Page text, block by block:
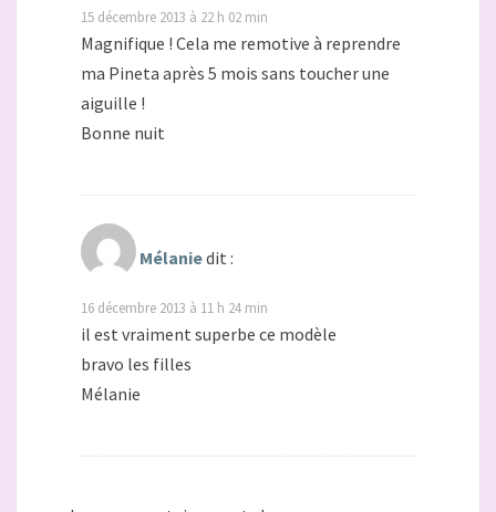
15 décembre 2013 à 22 h 02 min
Magnifique ! Cela me remotive à reprendre
ma Pineta après 5 mois sans toucher une
aiguille !
Bonne nuit
Mélaniedit :
16 décembre 2013 à 11 h 24 min
il est vraiment superbe ce modèle
bravo les filles
Mélanie